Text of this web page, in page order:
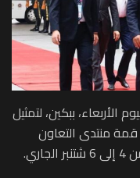
الأربعاء، ببكين، لتمثيل
منتدى التعاون